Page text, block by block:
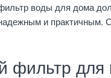
воды для дома
и практичным.
фильтр для